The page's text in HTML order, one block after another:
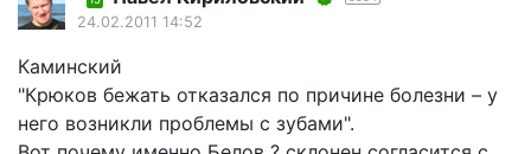
24.02.2011 14:52
Каминский
"Крюков бежать отказался по причине болезни – у
него возникли проблемы с зубами".